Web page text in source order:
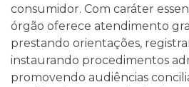
consumidor. Com caráter
órgão oferece atendimento
prestando orientações,
instaurando procedimentos
promovendo audiências